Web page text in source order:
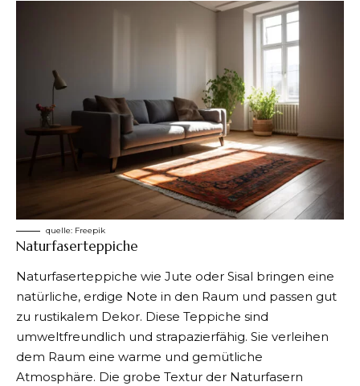
quelle: Freepik
Naturfaserteppiche
Naturfaserteppiche wie Jute oder Sisal bringen eine
natürliche, erdige Note in den Raum und passen gut
zu rustikalem Dekor. Diese Teppiche sind
umweltfreundlich und strapazierfähig. Sie verleihen
dem Raum eine warme und gemütliche
Atmosphäre. Die grobe Textur der Naturfasern